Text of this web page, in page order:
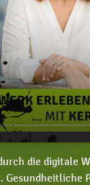
Herter, wie
Sehsinn
die digitale
Gesundheitliche